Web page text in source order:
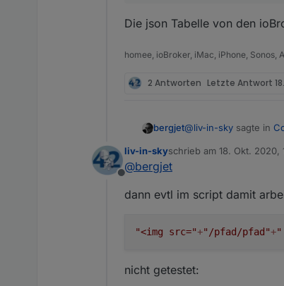
Die json Tabelle von den
homee, ioBroker, iMac, iPhone, Sonos,
2 Antworten Letzte Antwort
bergjet@liv-in-sky sagte in
Die json Tabelle von
Offline
liv-in-skyschrieb am 18. Okt. 2020,
zuletzt editiert von liv-in-
@bergjet
dann evtl im script damit
"<img src="+"/pfad/pfad"+"
nicht getestet: